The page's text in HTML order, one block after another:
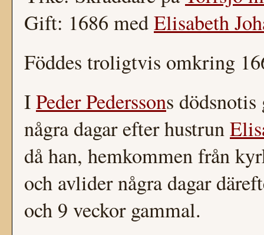
Gift: 1686 medElisabeth
Föddes troligtvis omkring
IPeder Pederssons dödsnotis
några dagar efter hustrun
då han, hemkommen från
och avlider några dagar
och 9 veckor gammal.